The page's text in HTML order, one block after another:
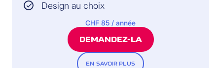
Design au choix
CHF 85 / année
DEMANDEZ-LA
EN SAVOIR PLUS